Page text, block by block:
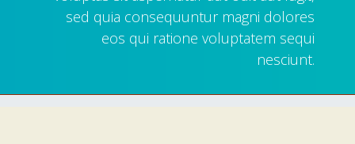
sed quia consequuntur magni dolores
eos qui ratione voluptatem sequi
nesciunt.